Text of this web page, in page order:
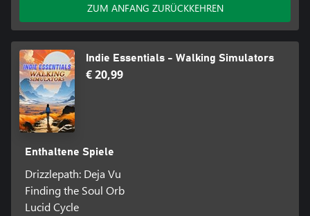
ZUM ANFANG ZURÜCKKEHREN
Indie Essentials - Walking Simulators
€ 20,99
Enthaltene Spiele
Drizzlepath: Deja Vu
Finding the Soul Orb
Lucid Cycle